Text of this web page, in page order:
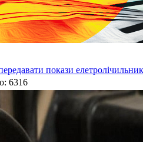
покази
6316